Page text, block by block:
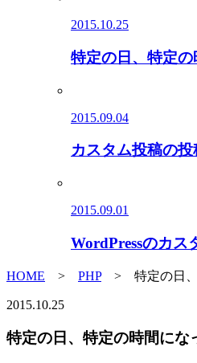
2015.10.25
特定の日、特定
2015.09.04
カスタム投稿の
2015.09.01
WordPressのカス
HOME > PHP> 特定の日、
2015.10.25
特定の日、特定の時間にな